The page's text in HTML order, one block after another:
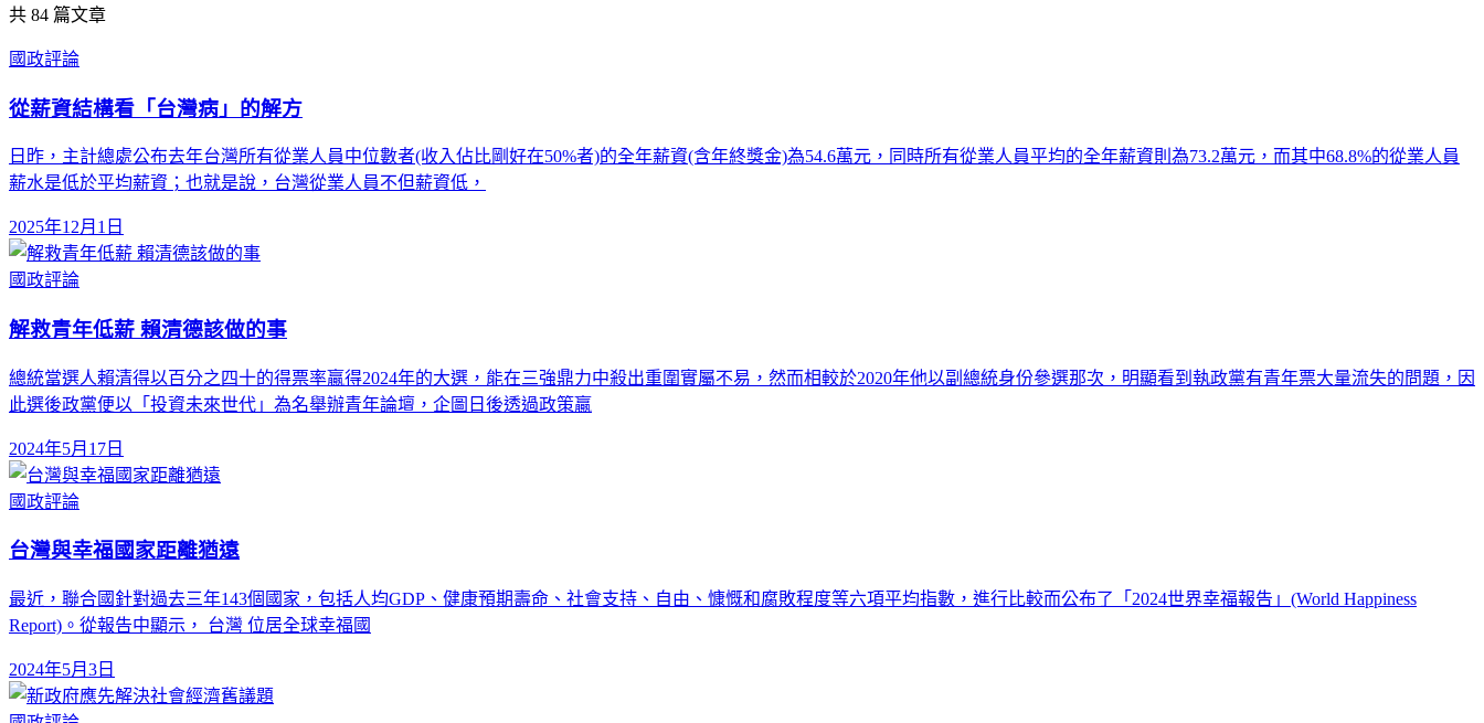
共 84 篇文章
國政評論
從薪資結構看「台灣病」的解方
日昨，主計總處公布去年台灣所有從業人員中位數者(收入佔比剛好在50%者)的全年薪資(含年終獎金)為54.6萬元，同時所有從業人員平均的全年薪資則為73.2萬元，而其中68.8%的從業人員
薪水是低於平均薪資；也就是說，台灣從業人員不但薪資低，
2025年12月1日
國政評論
解救青年低薪 賴清德該做的事
總統當選人賴清得以百分之四十的得票率贏得2024年的大選，能在三強鼎力中殺出重圍實屬不易，然而相較於2020年他以副總統身份參選那次，明顯看到執政黨有青年票大量流失的問題，因
此選後政黨便以「投資未來世代」為名舉辦青年論壇，企圖日後透過政策贏
2024年5月17日
國政評論
台灣與幸福國家距離猶遠
最近，聯合國針對過去三年143個國家，包括人均GDP、健康預期壽命、社會支持、自由、慷慨和腐敗程度等六項平均指數，進行比較而公布了「2024世界幸福報告」(World Happiness
Report)。從報告中顯示， 台灣 位居全球幸福國
2024年5月3日